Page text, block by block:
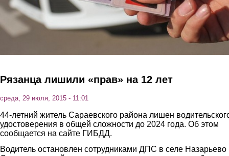
Рязанца лишили «прав» на 12 лет
среда, 29 июля, 2015 - 11:01
44-летний житель Сараевского района лишен
удостоверения в общей сложности до 2024 года. Об этом
сообщается на сайте ГИБДД.
Водитель остановлен сотрудниками ДПС в селе Назарьево